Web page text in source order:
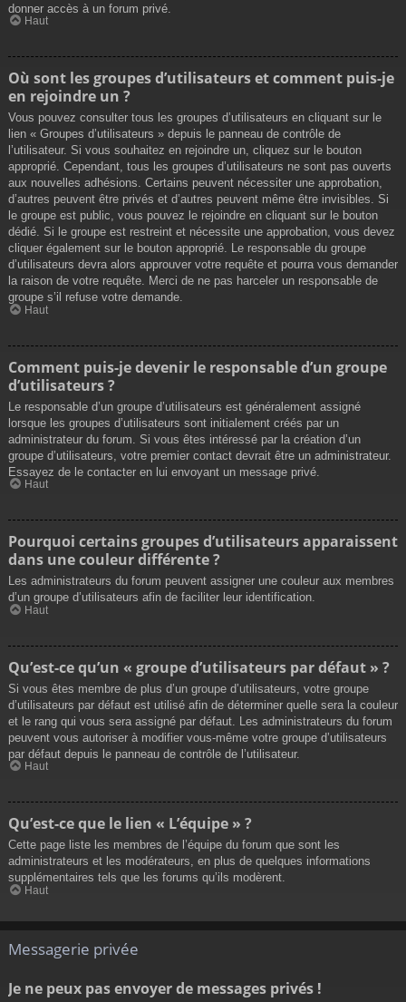
donner accès à un forum privé.
Haut
Où sont les groupes d’utilisateurs et comment puis-je
en rejoindre un ?
Vous pouvez consulter tous les groupes d’utilisateurs en cliquant sur le
lien « Groupes d’utilisateurs » depuis le panneau de contrôle de
l’utilisateur. Si vous souhaitez en rejoindre un, cliquez sur le bouton
approprié. Cependant, tous les groupes d’utilisateurs ne sont pas ouverts
aux nouvelles adhésions. Certains peuvent nécessiter une approbation,
d’autres peuvent être privés et d’autres peuvent même être invisibles. Si
le groupe est public, vous pouvez le rejoindre en cliquant sur le bouton
dédié. Si le groupe est restreint et nécessite une approbation, vous devez
cliquer également sur le bouton approprié. Le responsable du groupe
d’utilisateurs devra alors approuver votre requête et pourra vous demander
la raison de votre requête. Merci de ne pas harceler un responsable de
groupe s’il refuse votre demande.
Haut
Comment puis-je devenir le responsable d’un groupe
d’utilisateurs ?
Le responsable d’un groupe d’utilisateurs est généralement assigné
lorsque les groupes d’utilisateurs sont initialement créés par un
administrateur du forum. Si vous êtes intéressé par la création d’un
groupe d’utilisateurs, votre premier contact devrait être un administrateur.
Essayez de le contacter en lui envoyant un message privé.
Haut
Pourquoi certains groupes d’utilisateurs apparaissent
dans une couleur différente ?
Les administrateurs du forum peuvent assigner une couleur aux membres
d’un groupe d’utilisateurs afin de faciliter leur identification.
Haut
Qu’est-ce qu’un « groupe d’utilisateurs par défaut » ?
Si vous êtes membre de plus d’un groupe d’utilisateurs, votre groupe
d’utilisateurs par défaut est utilisé afin de déterminer quelle sera la couleur
et le rang qui vous sera assigné par défaut. Les administrateurs du forum
peuvent vous autoriser à modifier vous-même votre groupe d’utilisateurs
par défaut depuis le panneau de contrôle de l’utilisateur.
Haut
Qu’est-ce que le lien « L’équipe » ?
Cette page liste les membres de l’équipe du forum que sont les
administrateurs et les modérateurs, en plus de quelques informations
supplémentaires tels que les forums qu’ils modèrent.
Haut
Messagerie privée
Je ne peux pas envoyer de messages privés !